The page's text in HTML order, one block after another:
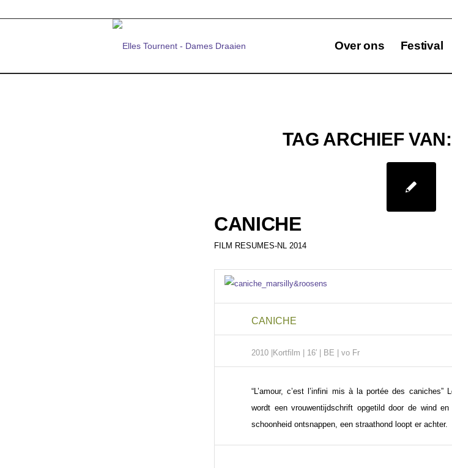
Over ons Festival
TAG ARCHIEF VAN:
CANICHE
FILM RESUMES-NL 2014
CANICHE
2010 |Kortfilm | 16′ | BE | vo Fr
“L’amour, c’est l’infini mis à la portée des caniches”
wordt een vrouwentijdschrift opgetild door de wind
schoonheid ontsnappen, een straathond loopt er achter.